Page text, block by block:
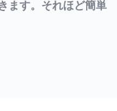
ます。それほど簡単